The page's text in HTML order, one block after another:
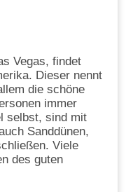
Vegas, findet
Dieser nennt
die schöne
immer
selbst, sind mit
Sanddünen,
Viele
des guten